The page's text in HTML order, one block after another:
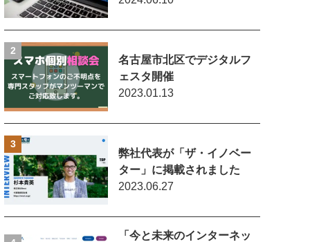
名古屋市北区でデジタルフ
ェスタ開催
2023.01.13
弊社代表が「ザ・イノベー
ター」に掲載されました
2023.06.27
「今と未来のインターネッ